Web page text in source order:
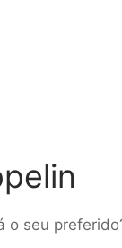
o seu